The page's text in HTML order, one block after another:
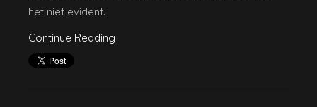
het niet evident.
Continue Reading